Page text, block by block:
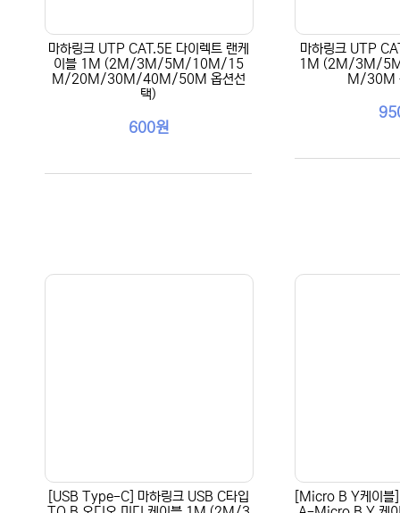
마하링크 UTP CAT.5E 다이렉트 랜케
이블 1M (2M/3M/5M/10M/15
M/20M/30M/40M/50M 옵션선
택)
600원
마하링크 UTP
1M (2M/3M/
M/30M
[USB Type-C] 마하링크 USB C타입
[Micro B Y케이블